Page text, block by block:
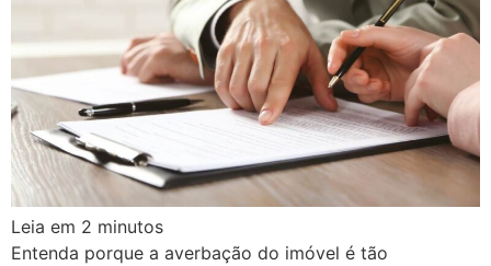
Leia em 2 minutos
Entenda porque a averbação do imóvel é tão